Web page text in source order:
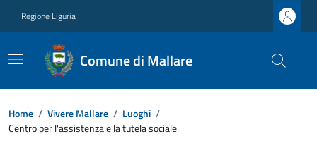
Regione Liguria
Comune di Mallare
Home / Vivere Mallare / Luoghi /
Centro per l'assistenza e la tutela sociale